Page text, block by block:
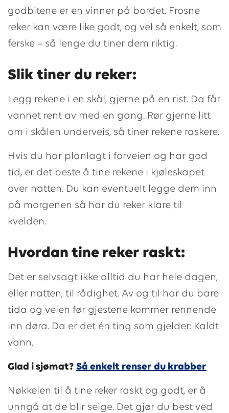
godbitene er en vinner på bordet. Frosne
reker kan være like godt, og vel så enkelt, som
ferske – så lenge du tiner dem riktig.
Slik tiner du reker:
Legg rekene i en skål, gjerne på en rist. Da får
vannet rent av med en gang. Rør gjerne litt
om i skålen underveis, så tiner rekene raskere.
Hvis du har planlagt i forveien og har god
tid, er det beste å tine rekene i kjøleskapet
over natten. Du kan eventuelt legge dem inn
på morgenen så har du reker klare til
kvelden.
Hvordan tine reker raskt:
Det er selvsagt ikke alltid du har hele dagen,
eller natten, til rådighet. Av og til har du bare
tida og veien før gjestene kommer rennende
inn døra. Da er det én ting som gjelder: Kaldt
vann.
Glad i sjømat? Så enkelt renser du krabber
Nøkkelen til å tine reker raskt og godt, er å
unngå at de blir seige. Det gjør du best ved